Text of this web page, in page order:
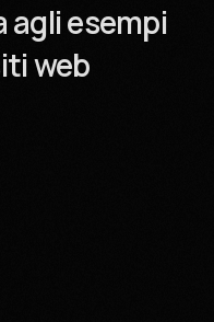
agli esempi
web